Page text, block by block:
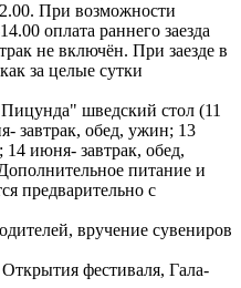
При возможности
оплата раннего заезда
не включён. При заезде в
за целые сутки
шведский стол (11
завтрак, обед, ужин; 13
июня- завтрак, обед,
питание и
предварительно с
вручение сувениров
фестиваля, Гала-